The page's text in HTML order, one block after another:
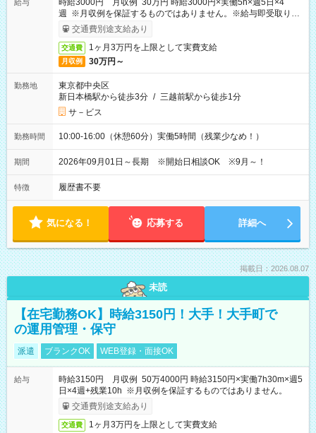
給与
時給3000円 月収例 30万円 時給3000円×実働5h×週5日×4
週 ※月収例を保証するものではありません。※給与即受取りサ
ービス利用可（利用条件有）
交通費別途支給あり
交通費 1ヶ月3万円を上限として実費支給
月収例 30万円～
勤務地
東京都中央区
新日本橋駅から徒歩3分 / 三越前駅から徒歩1分
サ－ビス
勤務時間 10:00-16:00（休憩60分）実働5時間（残業少なめ！）
期間 2026年09月01日～長期 ※開始日相談OK ※9月～！
特徴 履歴書不要
気になる！ 応募する 詳細へ
掲載日：2026.08.07
未読
【在宅勤務OK】時給3150円！大手！大手町で
の運用管理・保守
派遣 ブランクOK WEB登録・面接OK
給与
時給3150円 月収例 50万4000円 時給3150円×実働7h30m×週5
日×4週+残業10h ※月収例を保証するものではありません。
交通費別途支給あり
交通費 1ヶ月3万円を上限として実費支給